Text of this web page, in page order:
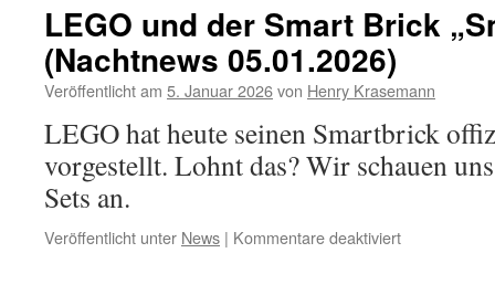
der
LEGO und der Smart Brick
(Nachtnews 05.01.2026)
Veröffentlicht am 5. Januar 2026von Henry Krasemann
LEGO hat heute seinen Smartbrick
vorgestellt. Lohnt das? Wir schauen
Sets an.
Veröffentlicht unter News | Kommentare deaktiviertfür